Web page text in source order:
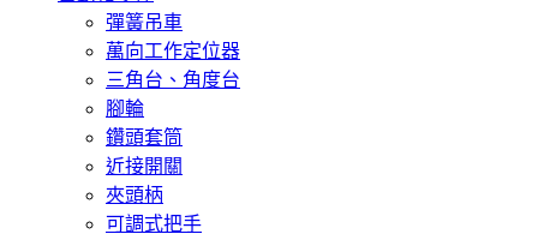
彈簧吊車
萬向工作定位器
三角台、角度台
腳輪
鑽頭套筒
近接開關
夾頭柄
可調式把手